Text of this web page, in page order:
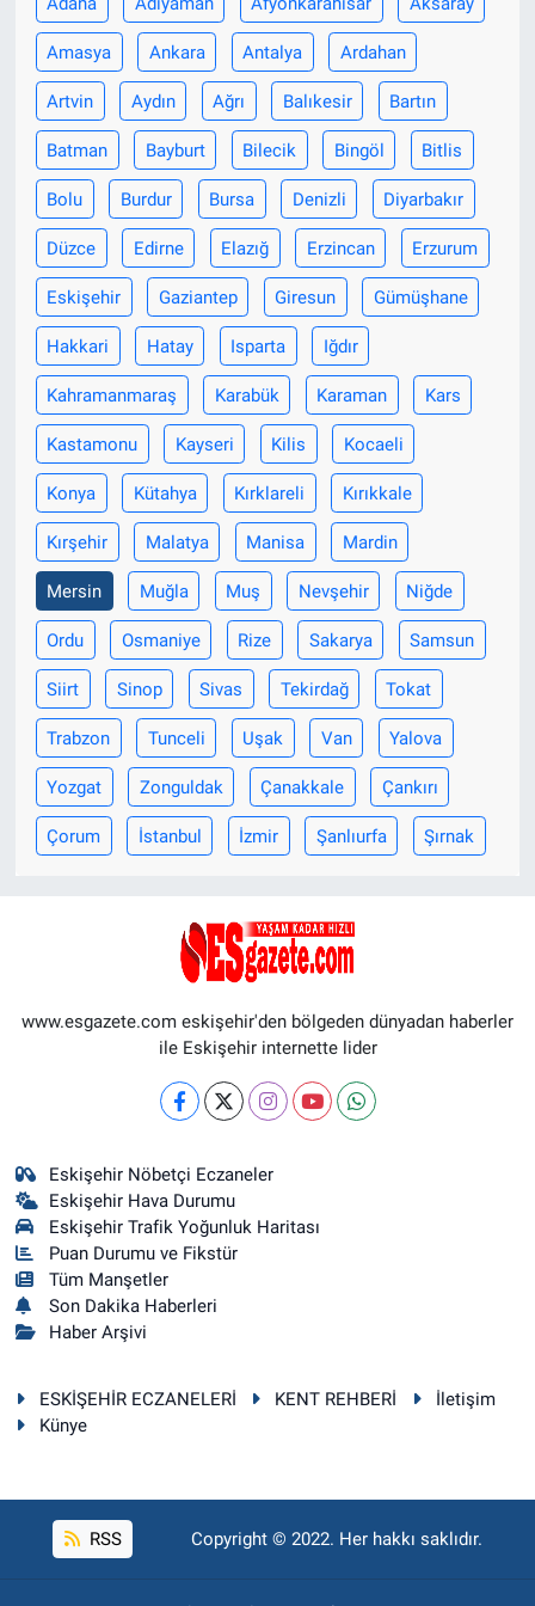
Amasya Ankara Antalya Ardahan
Artvin Aydın Ağrı Balıkesir Bartın
Batman Bayburt Bilecik Bingöl Bitlis
Bolu Burdur Bursa Denizli Diyarbakır
Düzce Edirne Elazığ Erzincan Erzurum
Eskişehir Gaziantep Giresun Gümüşhane
Hakkari Hatay Isparta Iğdır
Kahramanmaraş Karabük Karaman Kars
Kastamonu Kayseri Kilis Kocaeli
Konya Kütahya Kırklareli Kırıkkale
Kırşehir Malatya Manisa Mardin
Mersin Muğla Muş Nevşehir Niğde
Ordu Osmaniye Rize Sakarya Samsun
Siirt Sinop Sivas Tekirdağ Tokat
Trabzon Tunceli Uşak Van Yalova
Yozgat Zonguldak Çanakkale Çankırı
Çorum İstanbul İzmir Şanlıurfa Şırnak
www.esgazete.com eskişehir'den bölgeden dünyadan haberler
ile Eskişehir internette lider
Eskişehir Nöbetçi Eczaneler
Eskişehir Hava Durumu
Eskişehir Trafik Yoğunluk Haritası
Puan Durumu ve Fikstür
Tüm Manşetler
Son Dakika Haberleri
Haber Arşivi
ESKİŞEHİR ECZANELERİ KENT REHBERİ
İletişim
Künye
RSS Copyright © 2022. Her hakkı saklıdır.